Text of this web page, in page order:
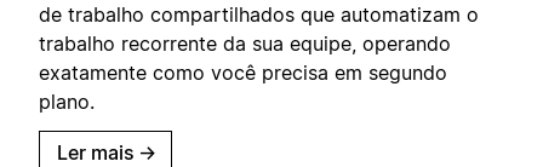
de trabalho compartilhados que automatizam o
trabalho recorrente da sua equipe, operando
exatamente como você precisa em segundo
plano.
Ler mais →